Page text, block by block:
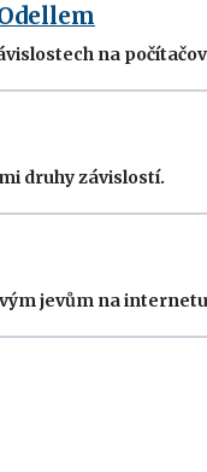
na
druhy závislostí.
jevům na internetu